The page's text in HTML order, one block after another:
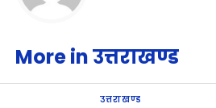
More in उत्तराखण्ड
उत्तराखण्ड